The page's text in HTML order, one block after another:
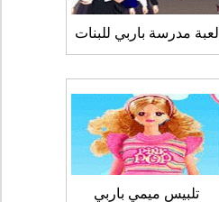
لعبة مدرسة باربي للبنات
تلبيس ميمي باربي